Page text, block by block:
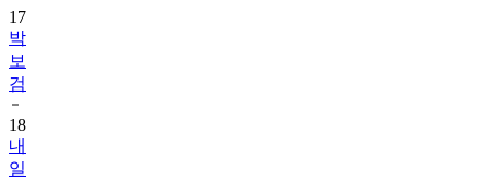
17
박
보
검
18
내
일